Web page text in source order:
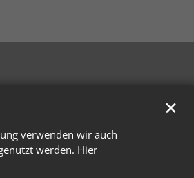
verwenden wir auch
werden. Hier
✕